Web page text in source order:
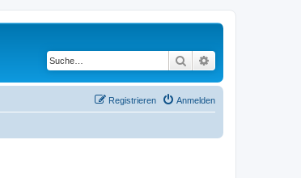
Suche
Anmelden
Registrieren